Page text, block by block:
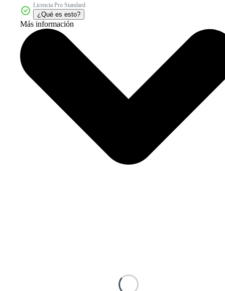
Licencia Pro Standard
¿Qué es esto?
Más información